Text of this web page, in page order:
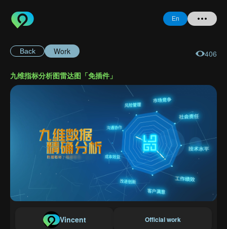
En
Login
Register
Forgot
Password
Back Work 406
九维指标分析图雷达图「免插件」
Vincent Official work